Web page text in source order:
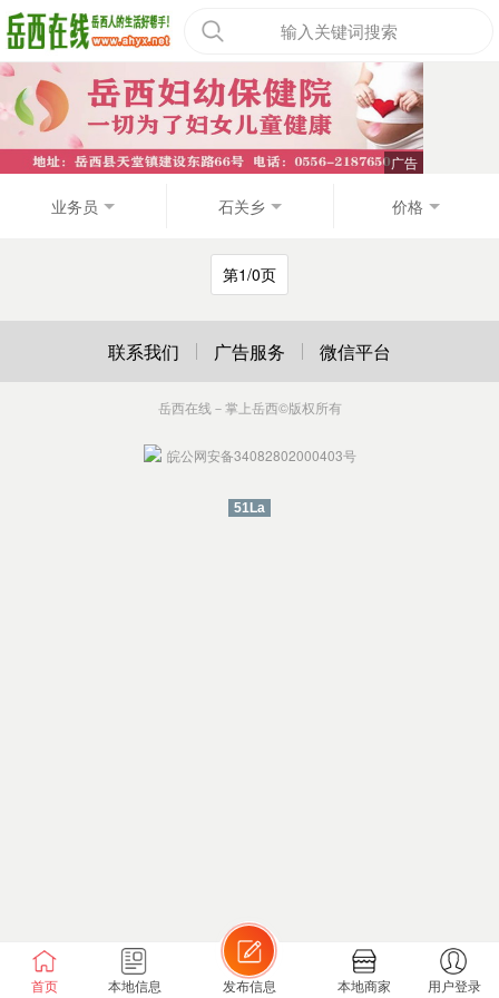
输入关键词搜索
业务员 石关乡 价格
第1/0页
首页 本地信息 发布信息 本地商家 用户登录
联系我们 广告服务 微信平台
岳西在线－掌上岳西©版权所有
皖公网安备34082802000403号
51La